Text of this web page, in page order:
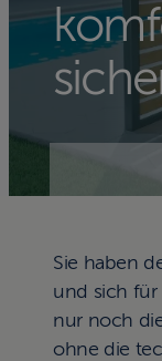
Sie haben
und sich für
nur noch
ohne die